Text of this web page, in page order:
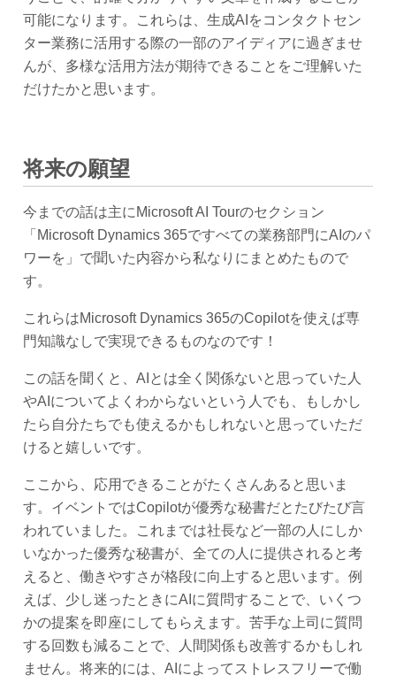
可能になります。これらは、生成AIをコンタクトセン
ター業務に活用する際の一部のアイディアに過ぎませ
んが、多様な活用方法が期待できることをご理解いた
だけたかと思います。
将来の願望
今までの話は主にMicrosoft AI Tourのセクション
「Microsoft Dynamics 365ですべての業務部門にAIのパ
ワーを」で聞いた内容から私なりにまとめたもので
す。
これらはMicrosoft Dynamics 365のCopilotを使えば専
門知識なしで実現できるものなのです！
この話を聞くと、AIとは全く関係ないと思っていた人
やAIについてよくわからないという人でも、もしかし
たら自分たちでも使えるかもしれないと思っていただ
けると嬉しいです。
ここから、応用できることがたくさんあると思いま
す。イベントではCopilotが優秀な秘書だとたびたび言
われていました。これまでは社長など一部の人にしか
いなかった優秀な秘書が、全ての人に提供されると考
えると、働きやすさが格段に向上すると思います。例
えば、少し迷ったときにAIに質問することで、いくつ
かの提案を即座にしてもらえます。苦手な上司に質問
する回数も減ることで、人間関係も改善するかもしれ
ません。将来的には、AIによってストレスフリーで働